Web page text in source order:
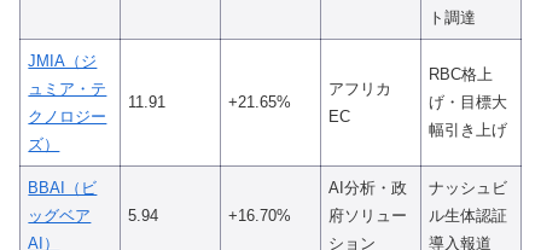
ト調達
JMIA（ジ
ュミア・テ
クノロジー
ズ）
11.91 +21.65%
アフリカ
EC
RBC格上
げ・目標大
幅引き上げ
BBAI（ビ
ッグベア
AI）
5.94 +16.70%
AI分析・政
府ソリュー
ション
ナッシュビ
ル生体認証
導入報道